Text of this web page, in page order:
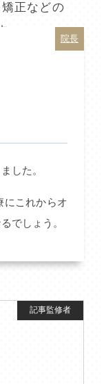
正などの
。
院長
した。
にこれからオ
でしょう。